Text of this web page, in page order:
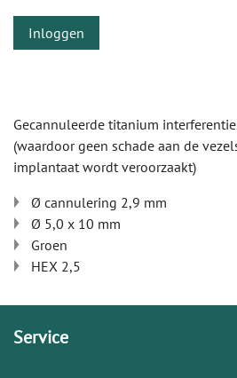
Inloggen
Gecannuleerde titanium
(waardoor geen schade aan de
implantaat wordt veroorzaakt)
Ø cannulering 2,9 mm
Ø 5,0 x 10 mm
Groen
HEX 2,5
Service